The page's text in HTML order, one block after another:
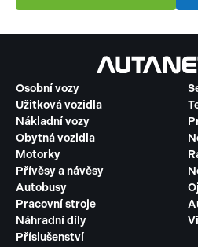
Osobní vozy
Užitková vozidla
Nákladní vozy
Obytná vozidla
Motorky
Přívěsy a návěsy
Autobusy
Pracovní stroje
Náhradní díly
Příslušenství